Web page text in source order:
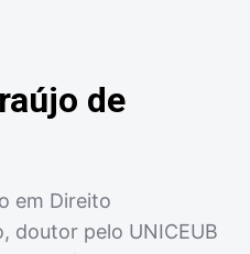
de
em Direito
doutor pelo UNICEUB